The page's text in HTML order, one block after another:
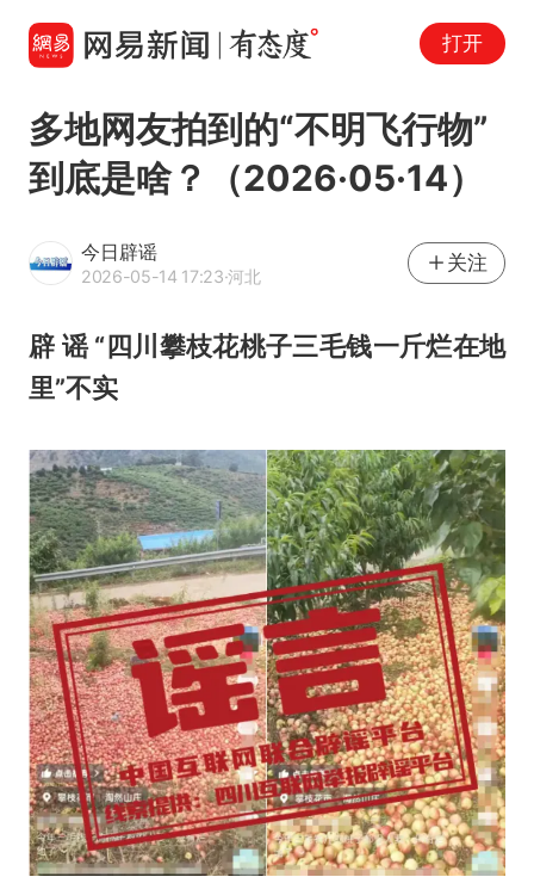
打开
多地网友拍到的“不明飞行物”
到底是啥？（2026·05·14）
今日辟谣
2026-05-14 17:23·河北
关注
辟 谣 “四川攀枝花桃子三毛钱一斤烂在地
里”不实